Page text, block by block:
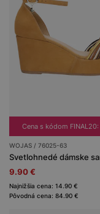
Cena s kódom FINAL20:
WOJAS / 76025-63
9.90 €
Najnižšia cena: 14.90 €
Pôvodná cena: 84.90 €